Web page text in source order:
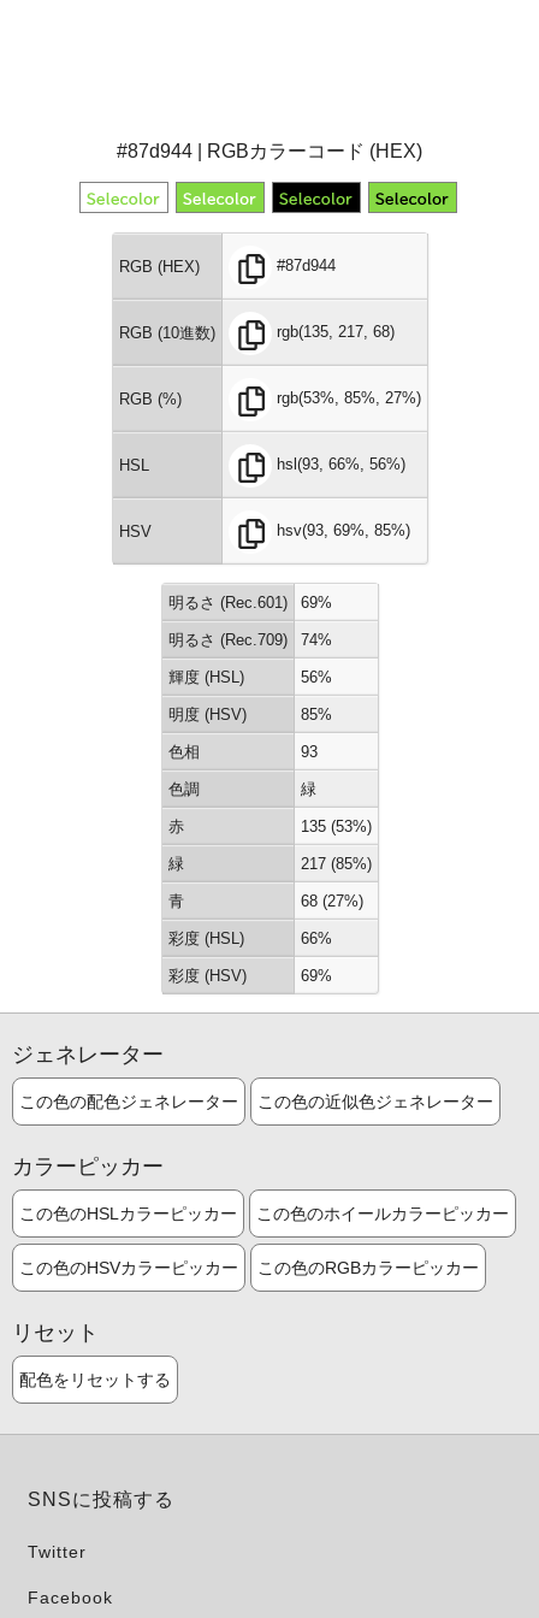
#87d944 | RGBカラーコード (HEX)
RGB (HEX) #87d944
RGB (10進数) rgb(135, 217, 68)
RGB (%) rgb(53%, 85%, 27%)
HSL hsl(93, 66%, 56%)
HSV hsv(93, 69%, 85%)
明るさ (Rec.601) 69%
明るさ (Rec.709) 74%
輝度 (HSL) 56%
明度 (HSV) 85%
色相 93
色調 緑
赤 135 (53%)
緑 217 (85%)
青 68 (27%)
彩度 (HSL) 66%
彩度 (HSV) 69%
ジェネレーター
この色の配色ジェネレーター この色の近似色ジェネレーター
カラーピッカー
この色のHSLカラーピッカー この色のホイールカラーピッカー
この色のHSVカラーピッカー この色のRGBカラーピッカー
リセット
配色をリセットする
SNSに投稿する
Twitter
Facebook